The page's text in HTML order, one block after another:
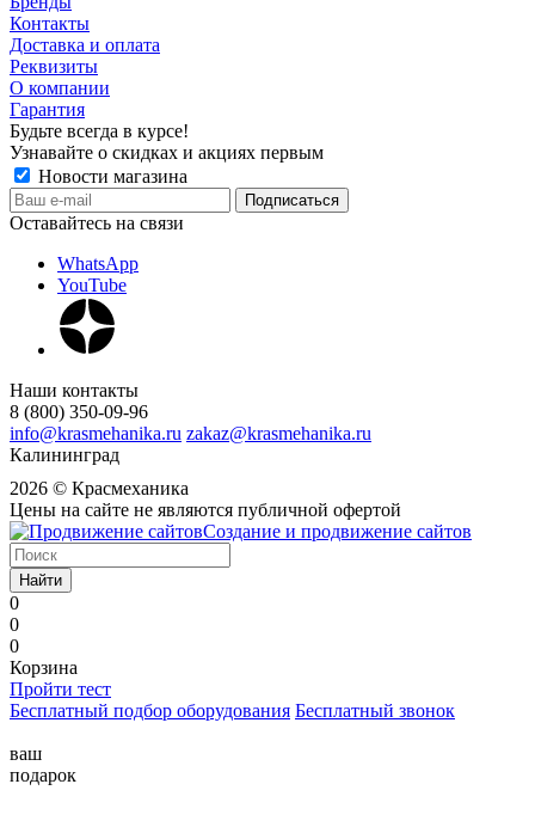
Контакты
Доставка и оплата
Реквизиты
О компании
Гарантия
Будьте всегда в курсе!
Узнавайте о скидках и акциях первым
Новости магазина
Оставайтесь на связи
WhatsApp
YouTube
Наши контакты
8 (800) 350-09-96
info@krasmehanika.ru zakaz@krasmehanika.ru
Калининград
2026 © Красмеханика
Цены на сайте не являются публичной офертой
Создание и продвижение сайтов
Найти
0
0
0
Корзина
Пройти тест
Бесплатный подбор оборудования Бесплатный звонок
ваш
подарок